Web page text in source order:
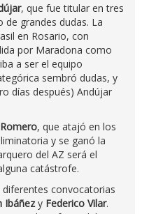
, que fue titular en tres
grandes dudas. La
en Rosario, con
por Maradona como
a ser el equipo
sembró dudas, y
días después) Andújar
, que atajó en los
y se ganó la
del AZ será el
catástrofe.
convocatorias
Ibáñez y Federico Vilar.